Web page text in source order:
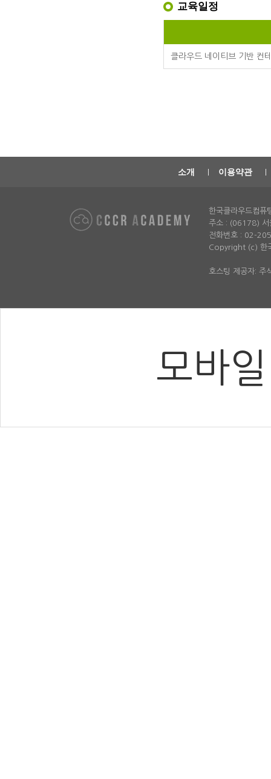
교육일정
클라우드 네이티브 기반 컨
소개 이용약관
한국클라우드컴퓨
주소 : (06178) 서
전화번호 : 02-
Copyright (c) 한
호스팅 제공자: 주
모바